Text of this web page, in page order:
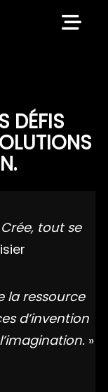
DÉFIS
tout se
la ressource
d’invention
»